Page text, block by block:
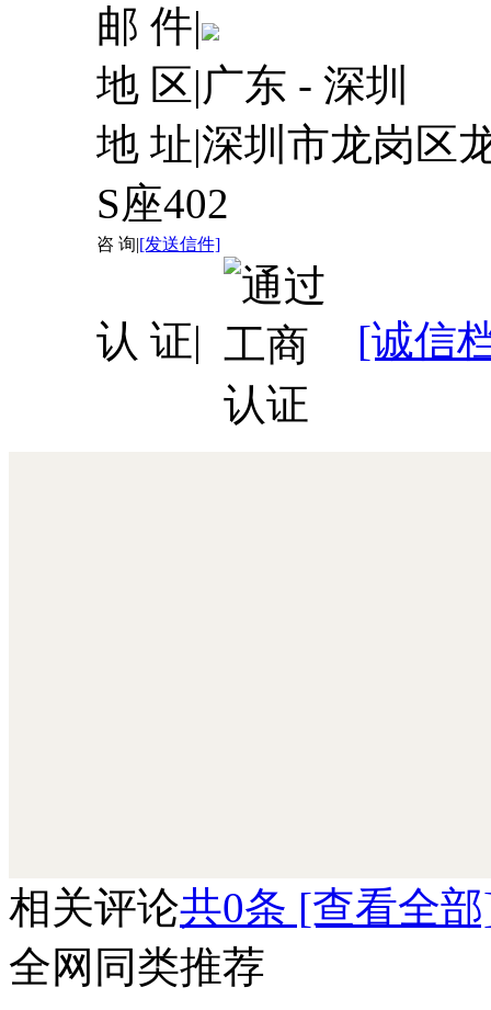
邮 件|
地 区|广东 - 深圳
地 址|深圳市龙岗区
S座402
咨 询|[发送信件]
认 证| [诚信
压铸网© xiaohei
相关评论共0条 [查看全
全网同类推荐